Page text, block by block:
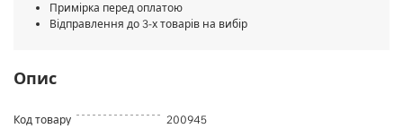
Примірка перед оплатою
Відправлення до 3-х товарів на вибір
Опис
Код товару
200945